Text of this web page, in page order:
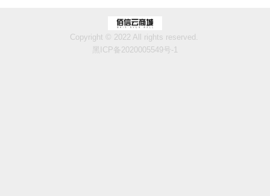
Copyright © 2022 All rights reserved.
黑ICP备2020005549号-1